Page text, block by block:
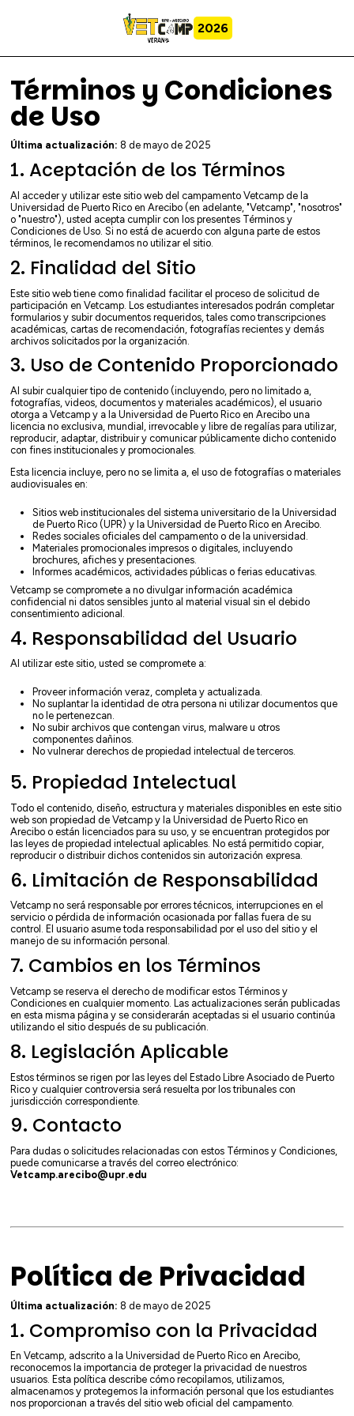
2026
Términos y Condiciones
de Uso
Última actualización: 8 de mayo de 2025
1. Aceptación de los Términos
Al acceder y utilizar este sitio web del campamento Vetcamp de la
Universidad de Puerto Rico en Arecibo (en adelante, "Vetcamp", "nosotros"
o "nuestro"), usted acepta cumplir con los presentes Términos y
Condiciones de Uso. Si no está de acuerdo con alguna parte de estos
términos, le recomendamos no utilizar el sitio.
2. Finalidad del Sitio
Este sitio web tiene como finalidad facilitar el proceso de solicitud de
participación en Vetcamp. Los estudiantes interesados podrán completar
formularios y subir documentos requeridos, tales como transcripciones
académicas, cartas de recomendación, fotografías recientes y demás
archivos solicitados por la organización.
3. Uso de Contenido Proporcionado
Al subir cualquier tipo de contenido (incluyendo, pero no limitado a,
fotografías, videos, documentos y materiales académicos), el usuario
otorga a Vetcamp y a la Universidad de Puerto Rico en Arecibo una
licencia no exclusiva, mundial, irrevocable y libre de regalías para utilizar,
reproducir, adaptar, distribuir y comunicar públicamente dicho contenido
con fines institucionales y promocionales.
Esta licencia incluye, pero no se limita a, el uso de fotografías o materiales
audiovisuales en:
Sitios web institucionales del sistema universitario de la Universidad
de Puerto Rico (UPR) y la Universidad de Puerto Rico en Arecibo.
Redes sociales oficiales del campamento o de la universidad.
Materiales promocionales impresos o digitales, incluyendo
brochures, afiches y presentaciones.
Informes académicos, actividades públicas o ferias educativas.
Vetcamp se compromete a no divulgar información académica
confidencial ni datos sensibles junto al material visual sin el debido
consentimiento adicional.
4. Responsabilidad del Usuario
Al utilizar este sitio, usted se compromete a:
Proveer información veraz, completa y actualizada.
No suplantar la identidad de otra persona ni utilizar documentos que
no le pertenezcan.
No subir archivos que contengan virus, malware u otros
componentes dañinos.
No vulnerar derechos de propiedad intelectual de terceros.
5. Propiedad Intelectual
Todo el contenido, diseño, estructura y materiales disponibles en este sitio
web son propiedad de Vetcamp y la Universidad de Puerto Rico en
Arecibo o están licenciados para su uso, y se encuentran protegidos por
las leyes de propiedad intelectual aplicables. No está permitido copiar,
reproducir o distribuir dichos contenidos sin autorización expresa.
6. Limitación de Responsabilidad
Vetcamp no será responsable por errores técnicos, interrupciones en el
servicio o pérdida de información ocasionada por fallas fuera de su
control. El usuario asume toda responsabilidad por el uso del sitio y el
manejo de su información personal.
7. Cambios en los Términos
Vetcamp se reserva el derecho de modificar estos Términos y
Condiciones en cualquier momento. Las actualizaciones serán publicadas
en esta misma página y se considerarán aceptadas si el usuario continúa
utilizando el sitio después de su publicación.
8. Legislación Aplicable
Estos términos se rigen por las leyes del Estado Libre Asociado de Puerto
Rico y cualquier controversia será resuelta por los tribunales con
jurisdicción correspondiente.
9. Contacto
Para dudas o solicitudes relacionadas con estos Términos y Condiciones,
puede comunicarse a través del correo electrónico:
Vetcamp.arecibo@upr.edu
Política de Privacidad
Última actualización: 8 de mayo de 2025
1. Compromiso con la Privacidad
En Vetcamp, adscrito a la Universidad de Puerto Rico en Arecibo,
reconocemos la importancia de proteger la privacidad de nuestros
usuarios. Esta política describe cómo recopilamos, utilizamos,
almacenamos y protegemos la información personal que los estudiantes
nos proporcionan a través del sitio web oficial del campamento.